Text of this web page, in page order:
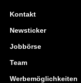
Kontakt
Newsticker
Jobbörse
Team
Werbemöglichkeiten